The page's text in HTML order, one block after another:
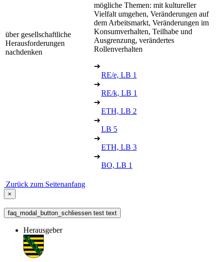
über gesellschaftliche
Herausforderungen
nachdenken
mögliche Themen: mit kultureller
Vielfalt umgehen, Veränderungen auf
dem Arbeitsmarkt, Veränderungen im
Konsumverhalten, Teilhabe und
Ausgrenzung, verändertes
Rollenverhalten
➔
RE/e, LB 1
➔
RE/k, LB 1
➔
ETH, LB 2
➔
LB 5
➔
ETH, LB 3
➔
BO, LB 1
Zurück zum Seitenanfang
×
faq_modal_button_schliessen test text
Herausgeber